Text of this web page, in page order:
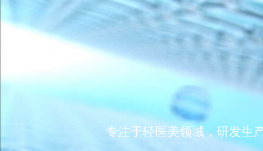
专注于轻医美领域，研发生